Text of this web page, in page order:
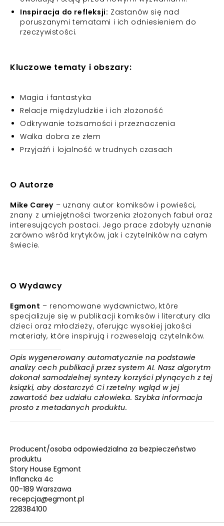
Inspiracja do refleksji: Zastanów się nad
poruszanymi tematami i ich odniesieniem do
rzeczywistości.
Kluczowe tematy i obszary:
Magia i fantastyka
Relacje międzyludzkie i ich złożoność
Odkrywanie tożsamości i przeznaczenia
Walka dobra ze złem
Przyjaźń i lojalność w trudnych czasach
O Autorze
Mike Carey – uznany autor komiksów i powieści,
znany z umiejętności tworzenia złożonych fabuł oraz
interesujących postaci. Jego prace zdobyły uznanie
zarówno wśród krytyków, jak i czytelników na całym
świecie.
O Wydawcy
Egmont – renomowane wydawnictwo, które
specjalizuje się w publikacji komiksów i literatury dla
dzieci oraz młodzieży, oferując wysokiej jakości
materiały, które inspirują i rozweselają czytelników.
Opis wygenerowany automatycznie na podstawie
analizy cech publikacji przez system AI. Nasz algorytm
dokonał samodzielnej syntezy korzyści płynących z tej
książki, aby dostarczyć Ci rzetelny wgląd w jej
zawartość bez udziału człowieka. Szybka informacja
prosto z metadanych produktu.
Producent/osoba odpowiedzialna za bezpieczeństwo
produktu
Story House Egmont
Inflancka 4c
00-189 Warszawa
recepcja@egmont.pl
228384100